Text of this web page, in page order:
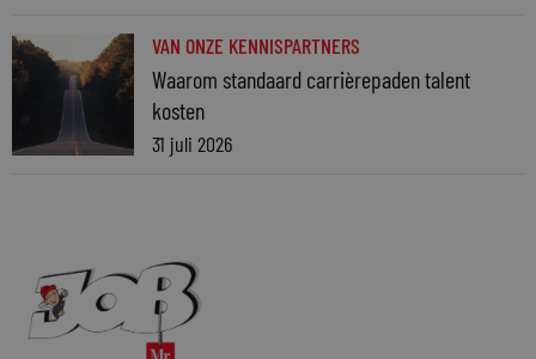
VAN ONZE KENNISPARTNERS
Waarom standaard carrièrepaden talent
kosten
31 juli 2026